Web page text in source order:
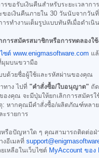
รขอรับเงินคืนสำหรับระยะเวลาก
ขอเงินคืนภายใน 30 วันนับจากวัน
รทำงานเต็มรูปแบบทันทีเมื่อดำเนิ
ารสมัครสมาชิกหรือการทดลองใช้
ไซต์ www.enigmasoftware.com แ
มุมบนขวามือ
บด้วยชื่อผู้ใช้และรหัสผ่านของคุณ
ทาง ไปที่ "คำสั่งซื้อ/ใบอนุญาต" ถั
งคุณ จะมีปุ่มให้ยกเลิกการสมัครใ
: หากคุณมีคำสั่งซื้อ/ผลิตภัณฑ์หลา
ะรายการ
รือปัญหาใด ๆ คุณสามารถติดต่อ
งอีเมลที่
เหลือในเว็บไซต์ MyAccount ของ